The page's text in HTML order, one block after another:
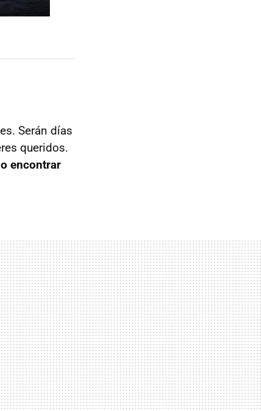
Serán días
queridos.
encontrar